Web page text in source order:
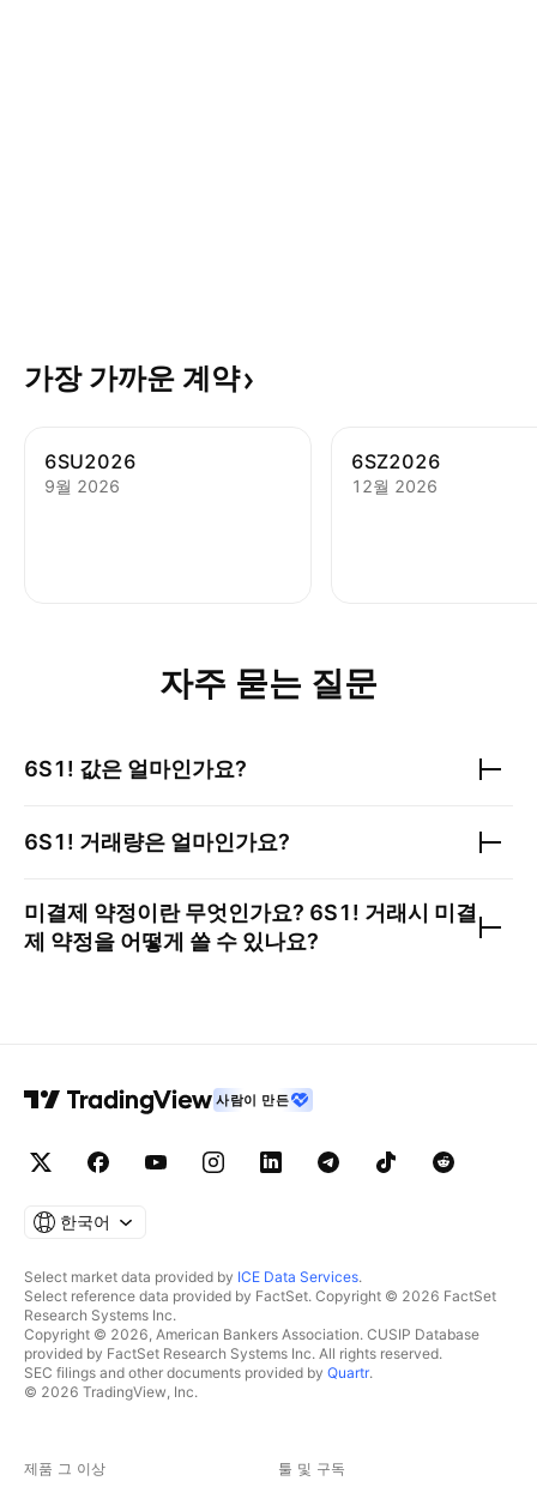
가장 가까운 계약
6SU2026
9월 2026
6SZ2026
12월 2026
자주 묻는 질문
6S1! 값은 얼마인가요?
6S1! 거래량은 얼마인가요?
미결제 약정이란 무엇인가요? 6S1! 거래시 미결
제 약정을 어떻게 쓸 수 있나요?
사람이 만든
한국어
Select market data provided by ICE Data Services.
Select reference data provided by FactSet. Copyright © 2026 FactSet
Research Systems Inc.
Copyright © 2026, American Bankers Association. CUSIP Database
provided by FactSet Research Systems Inc. All rights reserved.
SEC filings and other documents provided by Quartr.
© 2026 TradingView, Inc.
제품 그 이상 툴 및 구독